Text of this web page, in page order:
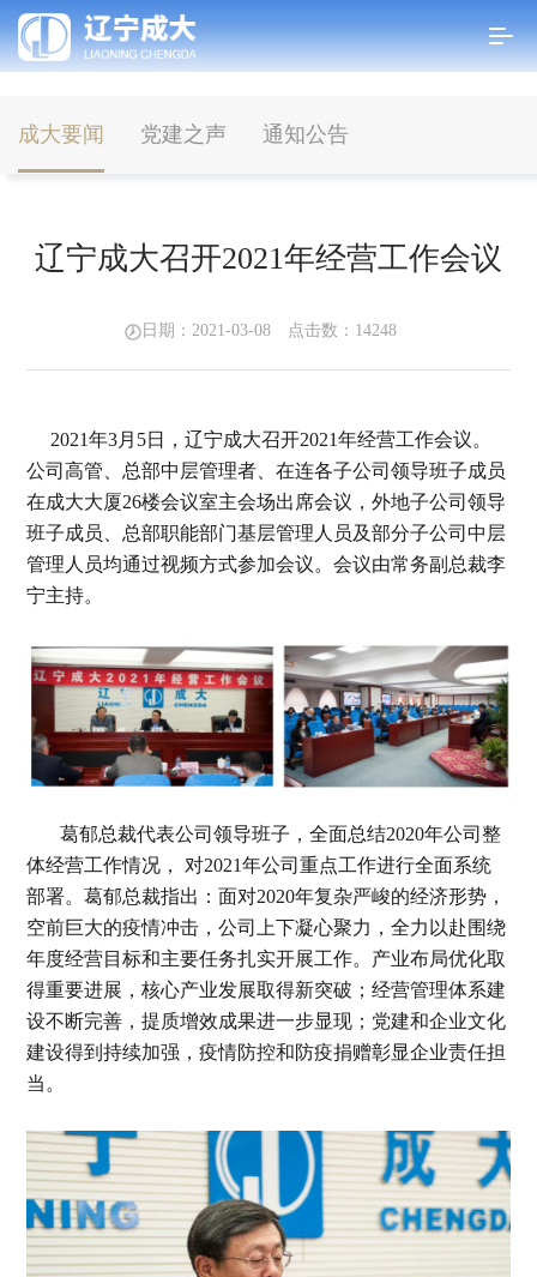
成大要闻 党建之声 通知公告
辽宁成大召开2021年经营工作会议
日期：2021-03-08 点击数： 14248
2021年3月5日，辽宁成大召开2021年经营工作会议。
公司高管、总部中层管理者、在连各子公司领导班子成员
在成大大厦26楼会议室主会场出席会议，外地子公司领导
班子成员、总部职能部门基层管理人员及部分子公司中层
管理人员均通过视频方式参加会议。会议由常务副总裁李
宁主持。
葛郁总裁代表公司领导班子，全面总结2020年公司整
体经营工作情况， 对2021年公司重点工作进行全面系统
部署。葛郁总裁指出：面对2020年复杂严峻的经济形势，
空前巨大的疫情冲击，公司上下凝心聚力，全力以赴围绕
年度经营目标和主要任务扎实开展工作。产业布局优化取
得重要进展，核心产业发展取得新突破；经营管理体系建
设不断完善，提质增效成果进一步显现；党建和企业文化
建设得到持续加强，疫情防控和防疫捐赠彰显企业责任担
当。